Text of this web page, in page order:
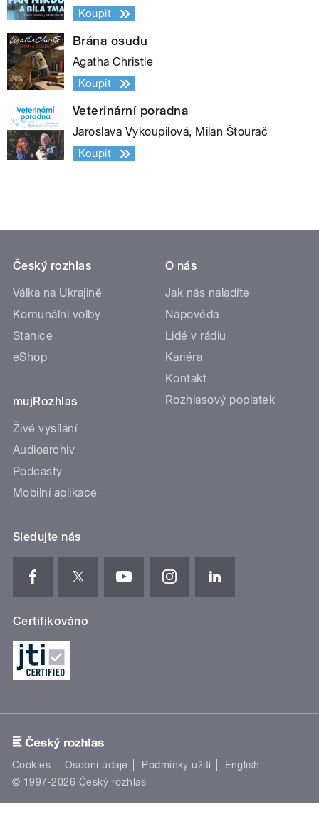
Koupit
Brána osudu
Agatha Christie
Koupit
Veterinární poradna
Jaroslava Vykoupilová, Milan Štourač
Koupit
Český rozhlas
Válka na Ukrajině
Komunální volby
Stanice
eShop
mujRozhlas
Živé vysílání
Audioarchiv
Podcasty
Mobilní aplikace
O nás
Jak nás naladíte
Nápověda
Lidé v rádiu
Kariéra
Kontakt
Rozhlasový poplatek
Sledujte nás
Certifikováno
Cookies Osobní údaje Podmínky užití
English
© 1997-2026 Český rozhlas